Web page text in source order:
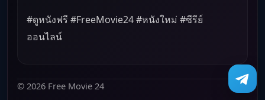
#ดูหนังฟรี #FreeMovie24 #หนังใหม่ #ซีรีย์
ออนไลน์
© 2026 Free Movie 24